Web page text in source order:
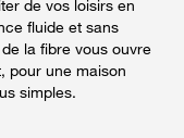
de vos loisirs en
fluide et sans
la fibre vous ouvre
pour une maison
simples.